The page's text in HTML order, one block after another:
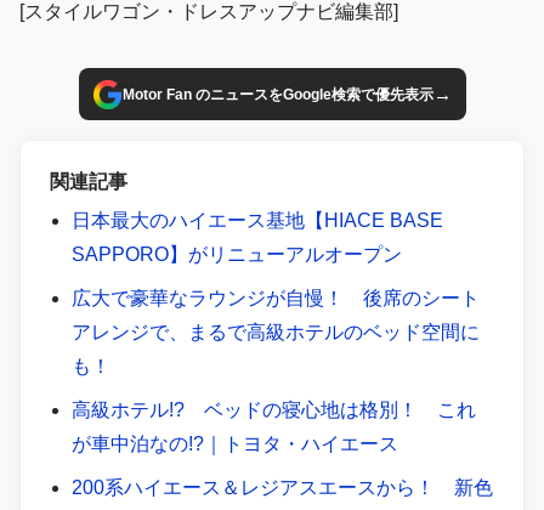
[スタイルワゴン・ドレスアップナビ編集部]
Motor Fan のニュースをGoogle検索で優先表示→
関連記事
日本最大のハイエース基地【HIACE BASE
SAPPORO】がリニューアルオープン
広大で豪華なラウンジが自慢！ 後席のシート
アレンジで、まるで高級ホテルのベッド空間に
も！
高級ホテル!? ベッドの寝心地は格別！ これ
が車中泊なの!?｜トヨタ・ハイエース
200系ハイエース＆レジアスエースから！ 新色